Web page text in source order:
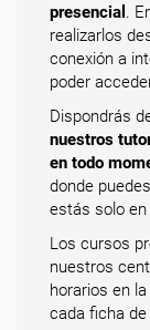
presencial .
realizarlos
conexión a
poder
Dispondrás
nuestros
en todo
donde
estás solo
Los cursos
nuestros
horarios en
cada ficha